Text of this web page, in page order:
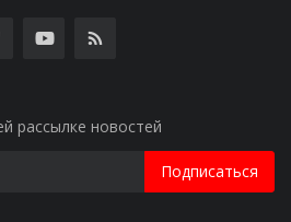
рассылке новостей
Подписаться